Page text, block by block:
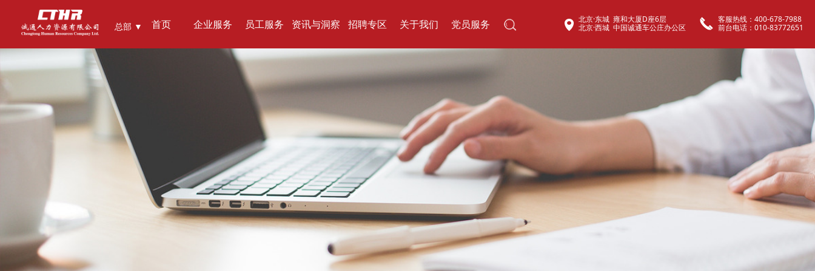
首页 企业服务 员工服务 资讯与洞察 招聘专区 关于我们 党员服务
总部 ▼
​​​​​​​北京·东城 雍和大厦D座6层
​​​​​​​北京·西城 中国诚通车公庄办公区
客服热线：400-678-7988
前台电话：010-83772651
넹 끅